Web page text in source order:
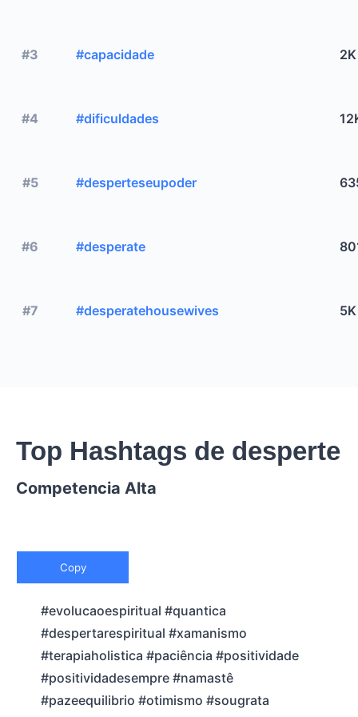
#3 #capacidade 2K
#4 #dificuldades
#5 #desperteseupoder
#6 #desperate
#7 #desperatehousewives 5K
Top Hashtags de desperte
Competencia Alta
Copy
#evolucaoespiritual #quantica
#despertarespiritual #xamanismo
#terapiaholistica #paciência #positividade
#positividadesempre #namastê
#pazeequilibrio #otimismo #sougrata